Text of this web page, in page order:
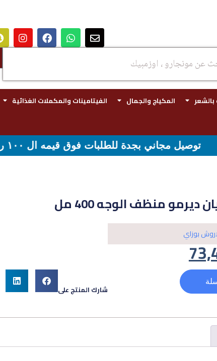
بالشعر المكياج والجمال الفيتامينات والمكملات الغذائية
- شحن مجاني لقيمه اكثر من ٢٩٩ ريال
ديرمو منظف الوجه 400 مل
بوزاي
شارك المنتج على